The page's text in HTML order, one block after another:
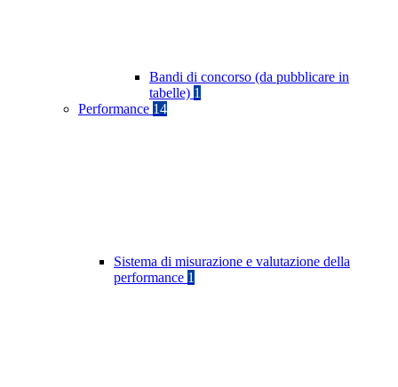
Bandi di concorso (da pubblicare in
tabelle) 1
Performance 14
Sistema di misurazione e valutazione della
performance 1